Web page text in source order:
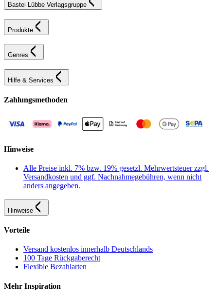
Bastei Lübbe Verlagsgruppe
Produkte
Genres
Hilfe & Services
Zahlungsmethoden
Hinweise
Alle Preise inkl. 7% bzw. 19% gesetzl. Mehrwertsteuer zzgl.
Versandkosten und ggf. Nachnahmegebühren, wenn nicht
anders angegeben.
Hinweise
Vorteile
Versand kostenlos innerhalb Deutschlands
100 Tage Rückgaberecht
Flexible Bezahlarten
Mehr Inspiration